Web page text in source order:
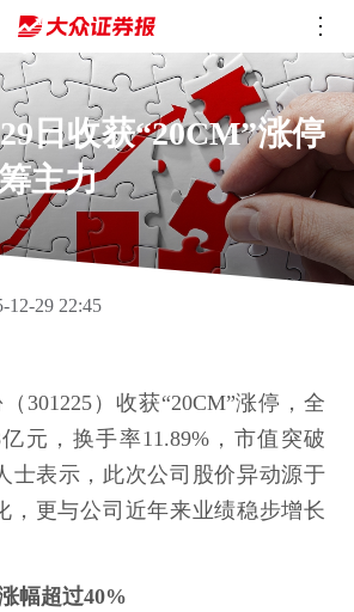
日收获“20CM”涨停
主力
12-29 22:45
301225）收获“20CM”涨停，全
元，换手率11.89%，市值突破
士表示，此次公司股价异动源于
，更与公司近年来业绩稳步增长
幅超过40%